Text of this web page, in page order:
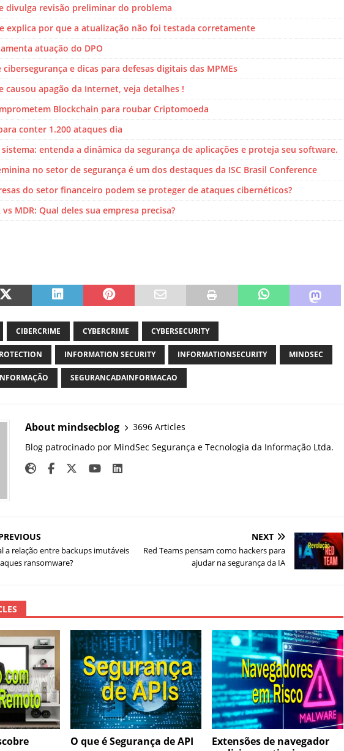
divulga revisão preliminar do problema
explica por que a atualização não foi testada corretamente
atuação do DPO
cibersegurança e dicas para defesas digitais das MPMEs
causou apagão da Internet, veja detalhes !
Blockchain para roubar Criptomoeda
conter 1.200 ataques dia
sistema: entenda a dinâmica da segurança de aplicações e proteja seu software.
no setor de segurança é um dos destaques da ISC Brasil Conference
do setor financeiro podem se proteger de ataques cibernéticos?
vs MDR: Qual deles sua empresa precisa?
CIBERCRIME CYBERCRIME CYBERSECURITY
INFORMATION SECURITY INFORMATIONSECURITY MINDSEC
SEGURANCADAINFORMACAO
About mindsecblog
3696 Articles
Blog patrocinado por MindSec Segurança e Tecnologia da Informação Ltda.
a relação entre backups imutáveis
ransomware?
NEXT
Red Teams pensam como hackers para
ajudar na segurança da IA
O que é Segurança de API
Extensões de navegador